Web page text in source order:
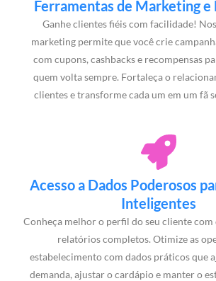
Ferramentas de Marketing e
Ganhe clientes fiéis com facilidade!
marketing permite que você crie
com cupons, cashbacks e recompensas
quem volta sempre. Fortaleça o
clientes e transforme cada um em um fã
Acesso a Dados Poderosos
Inteligentes
Conheça melhor o perfil do seu cliente com
relatórios completos. Otimize as
estabelecimento com dados práticos que
demanda, ajustar o cardápio e manter o